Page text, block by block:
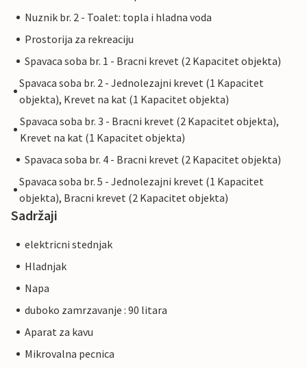
Nuznik br. 2 - Toalet: topla i hladna voda
Prostorija za rekreaciju
Spavaca soba br. 1 - Bracni krevet (2 Kapacitet objekta)
Spavaca soba br. 2 - Jednolezajni krevet (1 Kapacitet
objekta), Krevet na kat (1 Kapacitet objekta)
Spavaca soba br. 3 - Bracni krevet (2 Kapacitet objekta),
Krevet na kat (1 Kapacitet objekta)
Spavaca soba br. 4 - Bracni krevet (2 Kapacitet objekta)
Spavaca soba br. 5 - Jednolezajni krevet (1 Kapacitet
objekta), Bracni krevet (2 Kapacitet objekta)
Sadržaji
elektricni stednjak
Hladnjak
Napa
duboko zamrzavanje : 90 litara
Aparat za kavu
Mikrovalna pecnica